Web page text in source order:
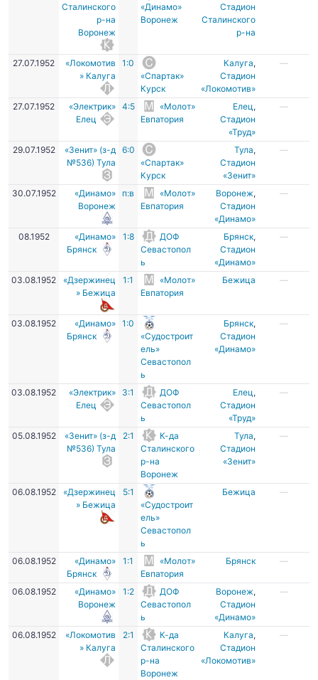
Сталинского
р-на
Воронеж
«Динамо»
Воронеж
Стадион
Сталинского
р-на
27.07.1952
«Локомотив
» Калуга
1:0
«Спартак»
Курск
Калуга,
Стадион
«Локомотив»
—
27.07.1952
«Электрик»
Елец
4:5
«Молот»
Евпатория
Елец ,
Стадион
«Труд»
—
29.07.1952
«Зенит» (з-д
№536) Тула
6:0
«Спартак»
Курск
Тула,
Стадион
«Зенит»
—
30.07.1952
«Динамо»
Воронеж
п:в
«Молот»
Евпатория
Воронеж,
Стадион
«Динамо»
—
08.1952
«Динамо»
Брянск
1:8
ДОФ
Севастопол
ь
Брянск,
Стадион
«Динамо»
—
03.08.1952
«Дзержинец
» Бежица
1:1
«Молот»
Евпатория
Бежица —
03.08.1952
«Динамо»
Брянск
1:0
«Судостроит
ель»
Севастопол
ь
Брянск,
Стадион
«Динамо»
—
03.08.1952
«Электрик»
Елец
3:1
ДОФ
Севастопол
ь
Елец ,
Стадион
«Труд»
—
05.08.1952
«Зенит» (з-д
№536) Тула
2:1
К-да
Сталинского
р-на
Воронеж
Тула,
Стадион
«Зенит»
—
06.08.1952
«Дзержинец
» Бежица
5:1
«Судостроит
ель»
Севастопол
ь
Бежица —
06.08.1952
«Динамо»
Брянск
1:1
«Молот»
Евпатория
Брянск —
06.08.1952
«Динамо»
Воронеж
1:2
ДОФ
Севастопол
ь
Воронеж,
Стадион
«Динамо»
—
06.08.1952
«Локомотив
» Калуга
2:1
К-да
Сталинского
р-на
Воронеж
Калуга,
Стадион
«Локомотив»
—